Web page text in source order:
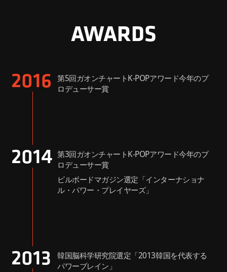
AWARDS
2016
第5回ガオンチャートK-POPアワード今年のプ
ロデューサー賞
第3回ガオンチャートK-POPアワード今年のプ
ロデューサー賞
ビルボードマガジン選定「インターナショナ
ル・パワー・プレイヤーズ」
2014
2013
韓国脳科学研究院選定「2013韓国を代表する
パワーブレイン」